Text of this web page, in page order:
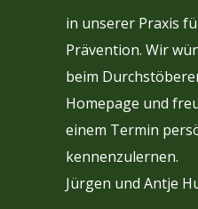
in unserer Praxis
Prävention. Wir
beim
Homepage und
einem Termin
kennenzulernen.
Jürgen und Antje